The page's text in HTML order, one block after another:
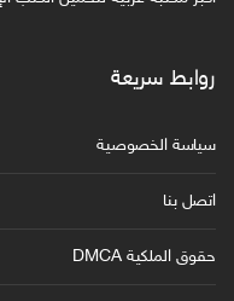
روابط سريعة
سياسة الخصوصية
اتصل بنا
حقوق الملكية DMCA